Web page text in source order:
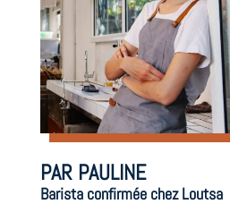
PAR PAULINE
Barista confirmée chez Loutsa